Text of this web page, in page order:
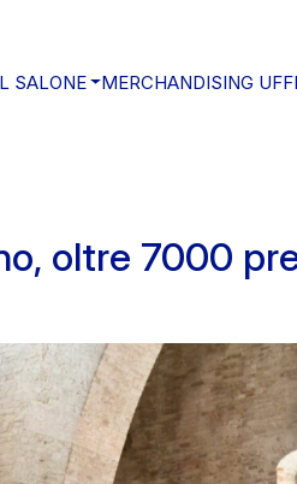
SALONE MERCHANDISING
oltre 7000